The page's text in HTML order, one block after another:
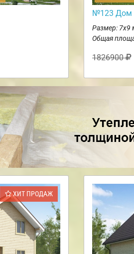
№123 Дом
Размер: 7х9
Общая
1826900
ХИТ ПРОДАЖ